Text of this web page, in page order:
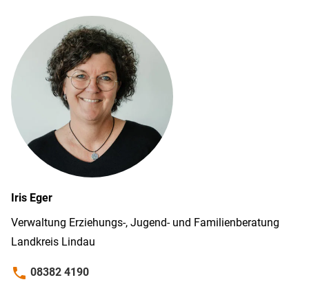
Iris Eger
Verwaltung Erziehungs-, Jugend- und Familien­beratung
Land­kreis Lindau
phone 08382 4190